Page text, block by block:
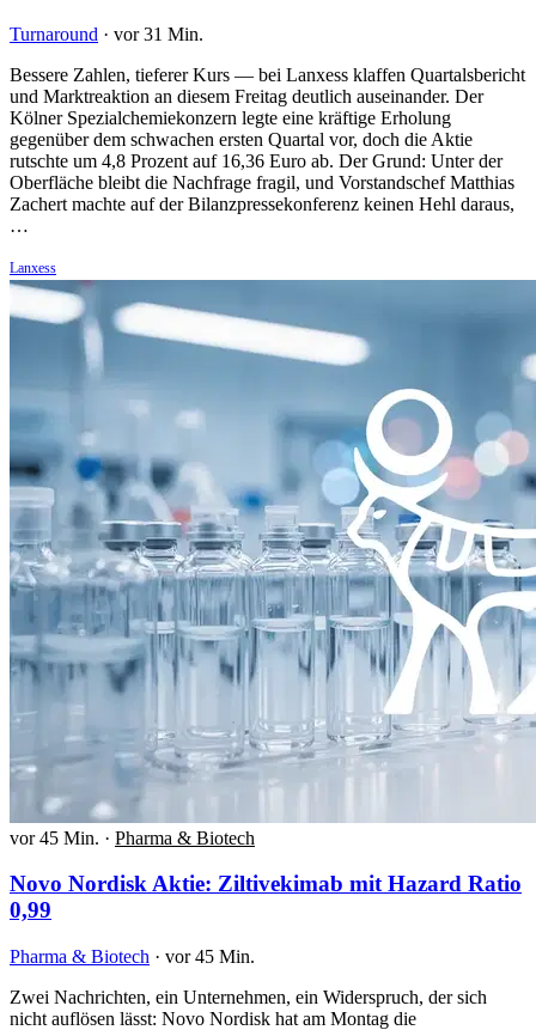
Turnaround · vor 31 Min.
Bessere Zahlen, tieferer Kurs — bei Lanxess klaffen Quartalsbericht
und Marktreaktion an diesem Freitag deutlich auseinander. Der
Kölner Spezialchemiekonzern legte eine kräftige Erholung
gegenüber dem schwachen ersten Quartal vor, doch die Aktie
rutschte um 4,8 Prozent auf 16,36 Euro ab. Der Grund: Unter der
Oberfläche bleibt die Nachfrage fragil, und Vorstandschef Matthias
Zachert machte auf der Bilanzpressekonferenz keinen Hehl daraus,
…
Lanxess
vor 45 Min. · Pharma & Biotech
Novo Nordisk Aktie: Ziltivekimab mit Hazard Ratio
0,99
Pharma & Biotech · vor 45 Min.
Zwei Nachrichten, ein Unternehmen, ein Widerspruch, der sich
nicht auflösen lässt: Novo Nordisk hat am Montag die